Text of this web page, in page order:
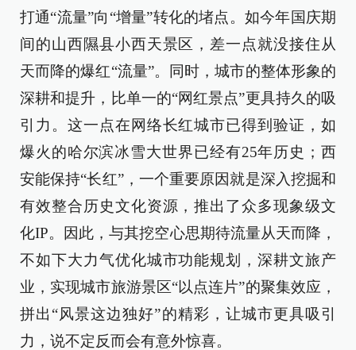
打通“流量”向“增量”转化的堵点。如今年国庆期
间的山西隰县小西天景区，差一点就没接住从
天而降的爆红“流量”。同时，城市的整体形象的
深耕和提升，比单一的“网红景点”更具持久的吸
引力。这一点在网络长红城市已得到验证，如
爆火的哈尔滨冰雪大世界已经有25年历史；西
安能保持“长红”，一个重要原因就是深入挖掘和
有效整合历史文化资源，推出了众多现象级文
化IP。因此，与其挖空心思期待流量从天而降，
不如下大力气优化城市功能规划，深耕文旅产
业，实现城市旅游景区“以点连片”的聚集效应，
拼出“风景这边独好”的精彩，让城市更具吸引
力，说不定反而会有意外惊喜。